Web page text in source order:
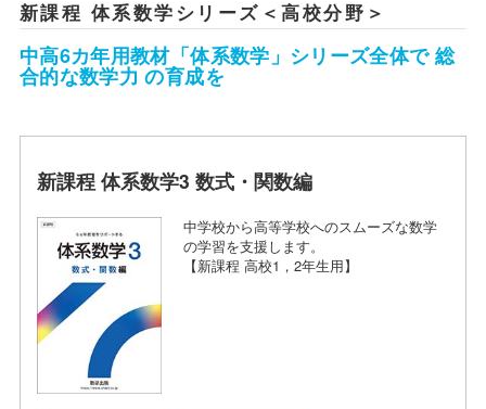
新課程 体系数学シリーズ＜高校分野＞
中高6カ年用教材「体系数学」シリーズ全体で 総
合的な数学力 の育成を
新課程 体系数学3 数式・関数編
中学校から高等学校へのスムーズな数学
の学習を支援します。
【新課程 高校1，2年生用】